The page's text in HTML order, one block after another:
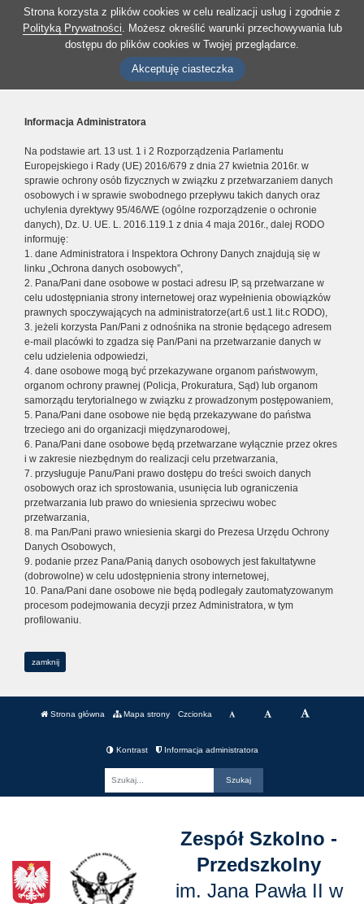
Strona korzysta z plików cookies w celu realizacji usług i zgodnie z
Polityką Prywatności. Możesz określić warunki przechowywania lub
dostępu do plików cookies w Twojej przeglądarce.
Akceptuję ciasteczka
Informacja Administratora
Na podstawie art. 13 ust. 1 i 2 Rozporządzenia Parlamentu
Europejskiego i Rady (UE) 2016/679 z dnia 27 kwietnia 2016r. w
sprawie ochrony osób fizycznych w związku z przetwarzaniem danych
osobowych i w sprawie swobodnego przepływu takich danych oraz
uchylenia dyrektywy 95/46/WE (ogólne rozporządzenie o ochronie
danych), Dz. U. UE. L. 2016.119.1 z dnia 4 maja 2016r., dalej RODO
informuję:
1. dane Administratora i Inspektora Ochrony Danych znajdują się w
linku „Ochrona danych osobowych”,
2. Pana/Pani dane osobowe w postaci adresu IP, są przetwarzane w
celu udostępniania strony internetowej oraz wypełnienia obowiązków
prawnych spoczywających na administratorze(art.6 ust.1 lit.c RODO),
3. jeżeli korzysta Pan/Pani z odnośnika na stronie będącego adresem
e-mail placówki to zgadza się Pan/Pani na przetwarzanie danych w
celu udzielenia odpowiedzi,
4. dane osobowe mogą być przekazywane organom państwowym,
organom ochrony prawnej (Policja, Prokuratura, Sąd) lub organom
samorządu terytorialnego w związku z prowadzonym postępowaniem,
5. Pana/Pani dane osobowe nie będą przekazywane do państwa
trzeciego ani do organizacji międzynarodowej,
6. Pana/Pani dane osobowe będą przetwarzane wyłącznie przez okres
i w zakresie niezbędnym do realizacji celu przetwarzania,
7. przysługuje Panu/Pani prawo dostępu do treści swoich danych
osobowych oraz ich sprostowania, usunięcia lub ograniczenia
przetwarzania lub prawo do wniesienia sprzeciwu wobec
przetwarzania,
8. ma Pan/Pani prawo wniesienia skargi do Prezesa Urzędu Ochrony
Danych Osobowych,
9. podanie przez Pana/Panią danych osobowych jest fakultatywne
(dobrowolne) w celu udostępnienia strony internetowej,
10. Pana/Pani dane osobowe nie będą podlegały zautomatyzowanym
procesom podejmowania decyzji przez Administratora, w tym
profilowaniu.
zamknij
Strona główna Mapa strony Czcionka
Kontrast Informacja administratora
Zespół Szkolno -
Przedszkolny
im. Jana Pawła II w